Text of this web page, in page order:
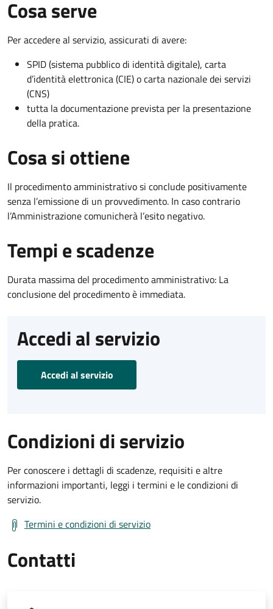
Cosa serve
Per accedere al servizio, assicurati di avere:
SPID (sistema pubblico di identità digitale), carta
d’identità elettronica (CIE) o carta nazionale dei servizi
(CNS)
tutta la documentazione prevista per la presentazione
della pratica.
Cosa si ottiene
Il procedimento amministrativo si conclude positivamente
senza l’emissione di un provvedimento. In caso contrario
l’Amministrazione comunicherà l’esito negativo.
Tempi e scadenze
Durata massima del procedimento amministrativo: La
conclusione del procedimento è immediata.
Accedi al servizio
Accedi al servizio
Condizioni di servizio
Per conoscere i dettagli di scadenze, requisiti e altre
informazioni importanti, leggi i termini e le condizioni di
servizio.
Termini e condizioni di servizio
Contatti